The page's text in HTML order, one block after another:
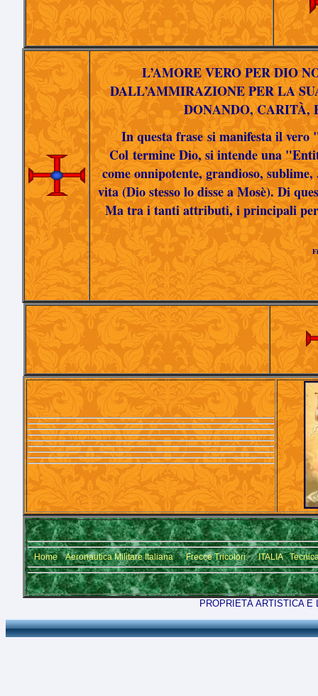
L’AMORE VERO PER DIO
DALL’AMMIRAZIONE PER LA
DONANDO, CARITÀ,
In questa frase si manifesta il vero
Col termine Dio, si intende una
come onnipotente, grandioso,
vita (Dio stesso lo disse a Mosè). Di
Ma tra i tanti attributi, i principali per
Home Aeronautica Militare Italiana Frecce Tricolori ITALIA
PROPRIETÀ ARTISTICA E